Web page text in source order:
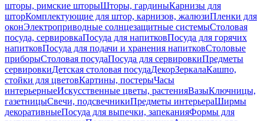
шторы, римские шторыШторы, гардиныКарнизы для
шторКомплектующие для штор, карнизов, жалюзиПленки для
оконЭлектроприводные солнцезащитные системыСтоловая
посуда, сервировкаПосуда для напитковПосуда для горячих
напитковПосуда для подачи и хранения напитковСтоловые
приборыСтоловая посудаПосуда для сервировкиПредметы
сервировкиДетская столовая посудаДекорЗеркалаКашпо,
стойки для цветовКартины, постерыЧасы
интерьерныеИскусственные цветы, растенияВазыКлючницы,
газетницыСвечи, подсвечникиПредметы интерьераШирмы
декоративныеПосуда для выпечки, запеканияФормы для